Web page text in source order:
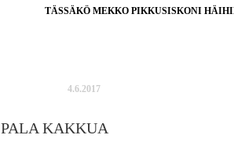
TÄSSÄKÖ MEKKO PIKKUSISKONI
4.6.2017
PALA KAKKUA